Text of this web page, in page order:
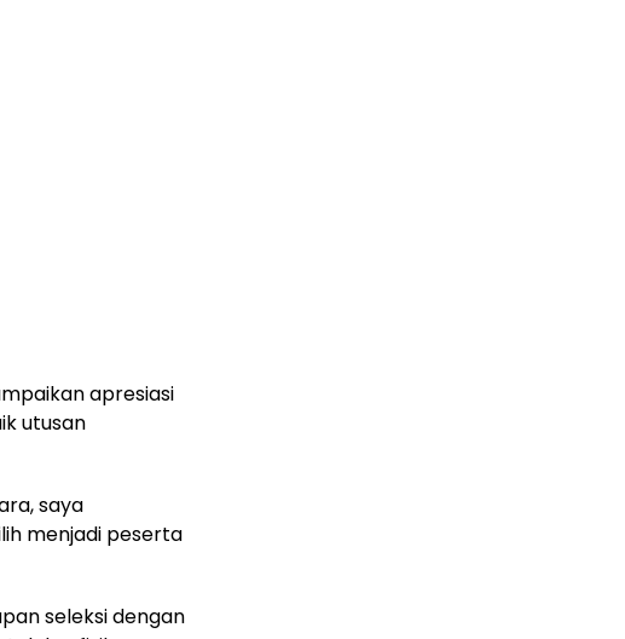
apresiasi
utusan
saya
menjadi peserta
seleksi dengan